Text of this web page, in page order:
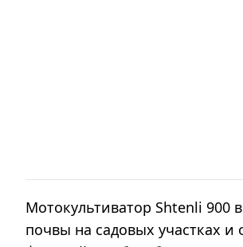
Мотокультиватор Shtenli 900 в
почвы на садовых участках